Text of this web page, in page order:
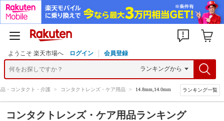
ようこそ 楽天市場へ ログイン 会員登録
・コンタクト・介護 > コンタクトレンズ・ケア用品 > 14.8mm,14.0mm ランキング一覧
コンタクトレンズ・ケア用品ランキング